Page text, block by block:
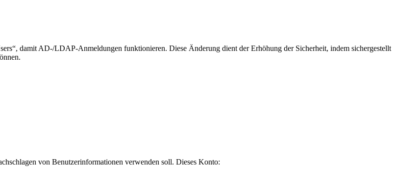
damit AD-/LDAP-Anmeldungen funktionieren. Diese Änderung dient der Erhöhung der Sicherheit, indem sichergestellt
von Benutzerinformationen verwenden soll. Dieses Konto: